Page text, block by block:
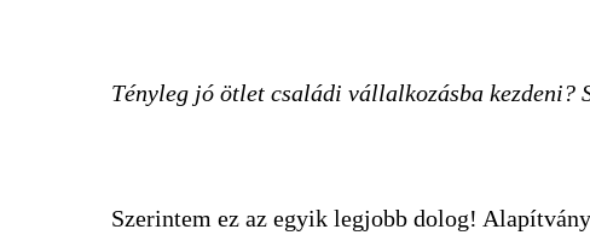
Tényleg jó ötlet családi vállalkozásba kezdeni?
Szerintem ez az egyik legjobb dolog!